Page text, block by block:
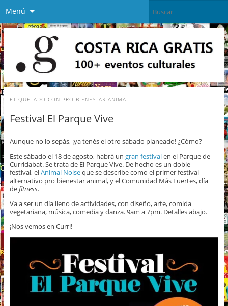
Menú
ETIQUETADO CON PRO BIENESTAR ANIMAL
Festival El Parque Vive
Aunque no lo sepás, ¡ya tenés el otro sábado planeado! ¿Cómo?
Este sábado el 18 de agosto, habrá un gran festivalen el Parque de
Curridabat. Se trata de El Parque Vive. De hecho es un doble
festival, elAnimal Noiseque se describe como el primer festival
alternativo pro bienestar animal, y el Comunidad Más Fuertes, día
defitness.
Va a ser un día lleno de actividades, con diseño, arte, comida
vegetariana, música, comedia y danza. 9am a 7pm. Detalles abajo.
¡Nos vemos en Curri!